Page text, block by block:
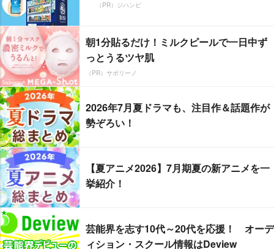
（PR）ジハンピ
朝1分貼るだけ！ミルクピールで一日中ず
っとうるツヤ肌
（PR）サボリーノ
2026年7月夏ドラマも、注目作＆話題作が
勢ぞろい！
【夏アニメ2026】7月期夏の新アニメを一
挙紹介！
芸能界を志す10代～20代を応援！ オーデ
ィション・スクール情報はDeview